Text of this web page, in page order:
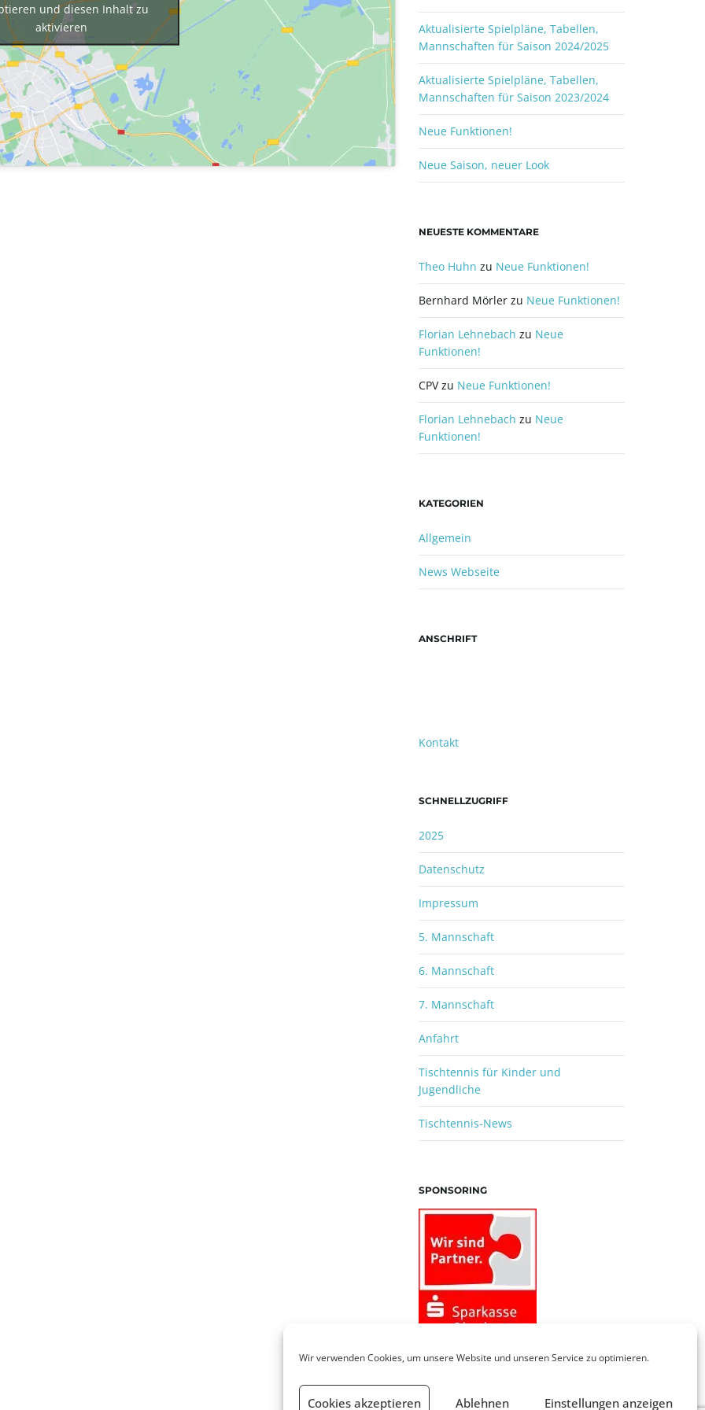
Wir verwenden Cookies, um unsere Website und unseren Service zu optimieren.
Cookies akzeptieren Ablehnen Einstellungen anzeigen
und diesen Inhalt zu
aktivieren
Aktualisierte Spielpläne, Tabellen,
Mannschaften für Saison 2024/2025
Aktualisierte Spielpläne, Tabellen,
Mannschaften für Saison 2023/2024
Neue Funktionen!
Neue Saison, neuer Look
NEUESTE KOMMENTARE
Theo Huhn zu Neue Funktionen!
Bernhard Mörlerzu Neue Funktionen!
Florian Lehnebach zu Neue
Funktionen!
CPVzu Neue Funktionen!
Florian Lehnebach zu Neue
Funktionen!
KATEGORIEN
Allgemein
News Webseite
ANSCHRIFT
Kontakt
SCHNELLZUGRIFF
2025
Datenschutz
Impressum
5. Mannschaft
6. Mannschaft
7. Mannschaft
Anfahrt
Tischtennis für Kinder und
Jugendliche
Tischtennis-News
SPONSORING